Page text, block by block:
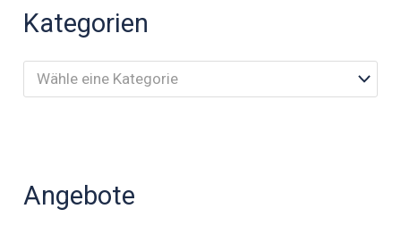
Kategorien
Wähle eine Kategorie
Angebote